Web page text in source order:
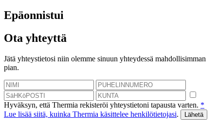
Epäonnistui
Ota yhteyttä
Jätä yhteystietosi niin olemme sinuun yhteydessä mahdollisimman
pian.
Hyväksyn, että Thermia rekisteröi yhteystietoni tapausta varten. *
Lue lisää siitä, kuinka Thermia käsittelee henkilötietojasi.